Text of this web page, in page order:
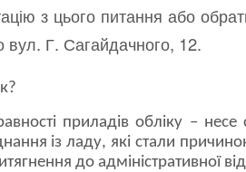
з цього питання або
вул. Г. Сагайдачного, 12.
приладів обліку –
із ладу, які стали
до адміністративної